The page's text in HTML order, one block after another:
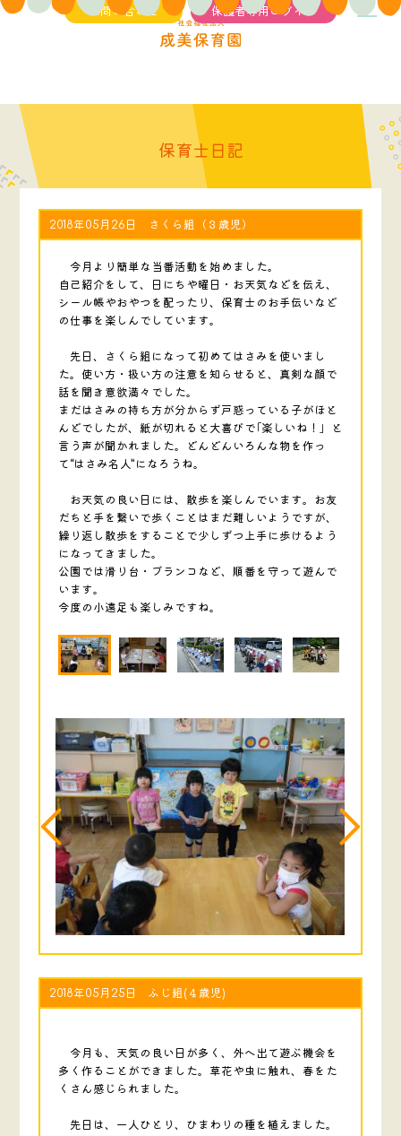
お問い合わせ 保護者専用ログイン
保育士日記
2018年05月26日 さくら組（３歳児）
今月より簡単な当番活動を始めました。
自己紹介をして、日にちや曜日・お天気などを伝え、
シール帳やおやつを配ったり、保育士のお手伝いなど
の仕事を楽しんでしています。
先日、さくら組になって初めてはさみを使いまし
た。使い方・扱い方の注意を知らせると、真剣な顔で
話を聞き意欲満々でした。
まだはさみの持ち方が分からず戸惑っている子がほと
んどでしたが、紙が切れると大喜びで｢楽しいね！」と
言う声が聞かれました。どんどんいろんな物を作っ
て“はさみ名人”になろうね。
お天気の良い日には、散歩を楽しんでいます。お友
だちと手を繋いで歩くことはまだ難しいようですが、
繰り返し散歩をすることで少しずつ上手に歩けるよう
になってきました。
公園では滑り台・ブランコなど、順番を守って遊んで
います。
今度の小遠足も楽しみですね。
2018年05月25日 ふじ組(４歳児)
今月も、天気の良い日が多く、外へ出て遊ぶ機会を
多く作ることができました。草花や虫に触れ、春をた
くさん感じられました。
先日は、一人ひとり、ひまわりの種を植えました。